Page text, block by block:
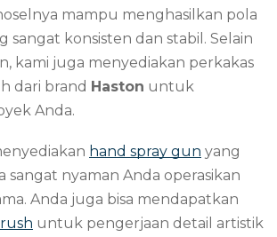
mampu menghasilkan pola
sangat konsisten dan stabil. Selain
kami juga menyediakan perkakas
dari brand Haston untuk
Anda.
hand spray gun yang
sangat nyaman Anda operasikan
Anda juga bisa mendapatkan
untuk pengerjaan detail artistik